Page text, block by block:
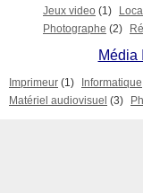
Jeux video (1)
Photographe (2)
Média
Imprimeur (1) Informatique
Matériel audiovisuel (3)